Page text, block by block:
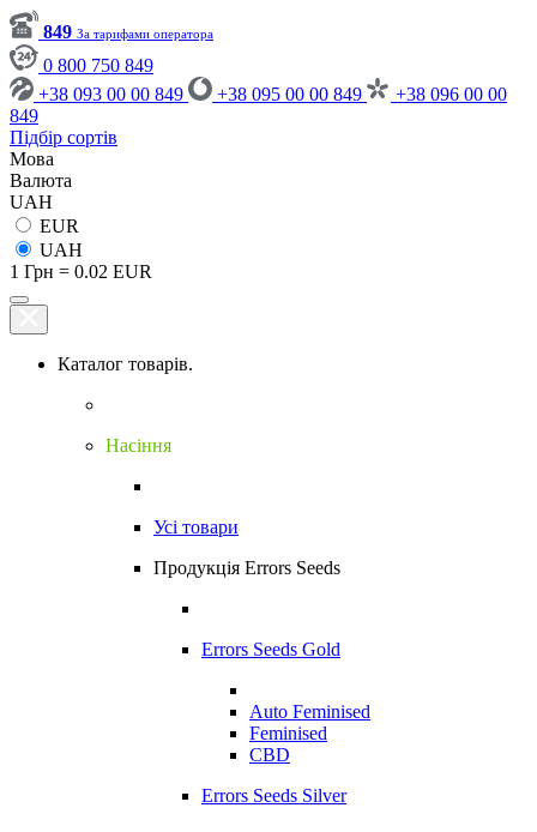
849 За тарифами оператора
0 800 750 849
+38 093 00 00 849
+38 095 00 00 849
+38 096 00 00
849
Підбір сортів
Мова
Валюта
UAH
EUR
UAH
1 Грн = 0.02 EUR
Каталог товарів.
Насіння
Усі товари
Продукція Errors Seeds
Errors Seeds Gold
Auto Feminised
Feminised
CBD
Errors Seeds Silver